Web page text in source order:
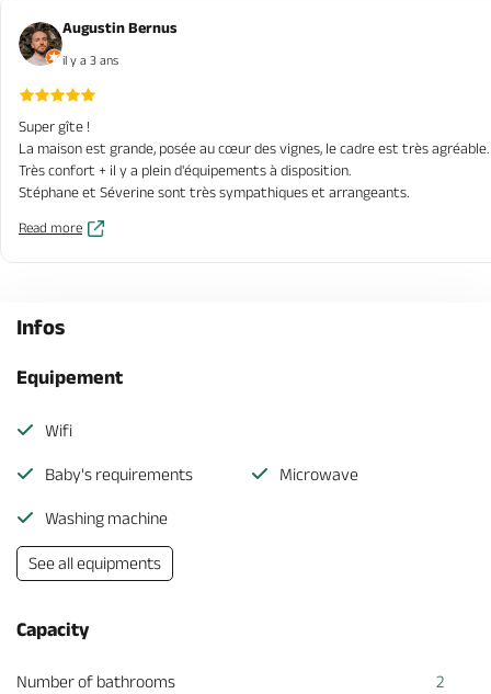
Augustin Bernus
il y a 3 ans
Super gîte !
La maison est grande, posée au cœur des vignes, le cadre est très agréable.
Très confort + il y a plein d'équipements à disposition.
Stéphane et Séverine sont très sympathiques et arrangeants.
Read more
Infos
Equipement
Wifi
Baby's requirements Microwave
Washing machine
See all equipments
Capacity
Number of bathrooms 2